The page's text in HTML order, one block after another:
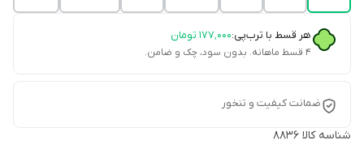
هر قسط با ترب‌پی:۱۷۷٬۰۰۰ تومان
۴ قسط ماهانه. بدون سود، چک و ضامن.
ضمانت کیفیت و تنخور
شناسه کالا 8836